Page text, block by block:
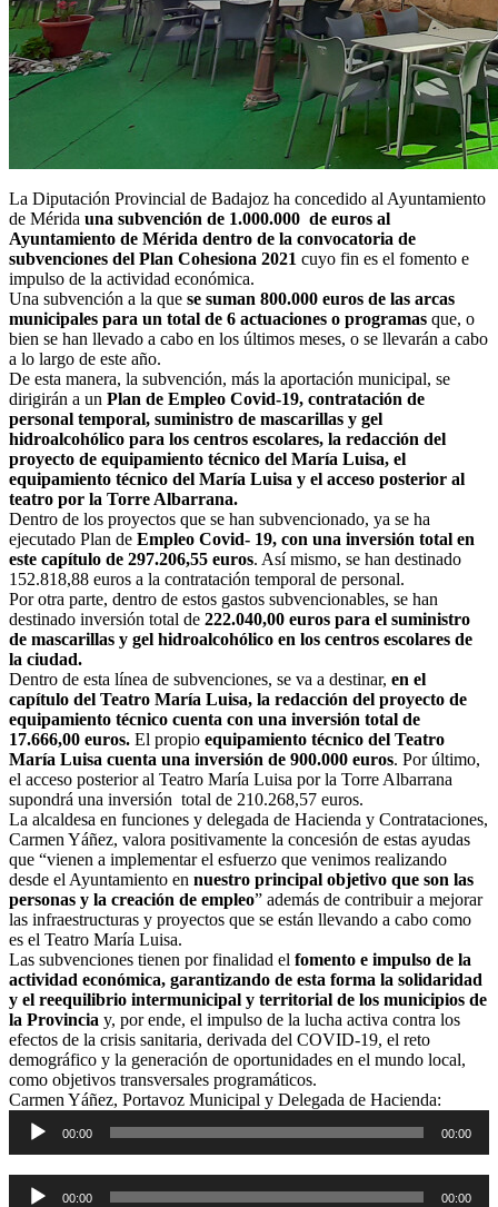
La Diputación Provincial de Badajoz ha concedido al Ayuntamiento
de Mérida una subvención de 1.000.000 de euros al
Ayuntamiento de Mérida dentro de la convocatoria de
subvenciones del Plan Cohesiona 2021 cuyo fin es el fomento e
impulso de la actividad económica.
Una subvención a la que se suman 800.000 euros de las arcas
municipales para un total de 6 actuaciones o programas que, o
bien se han llevado a cabo en los últimos meses, o se llevarán a cabo
a lo largo de este año.
De esta manera, la subvención, más la aportación municipal, se
dirigirán a un Plan de Empleo Covid-19, contratación de
personal temporal, suministro de mascarillas y gel
hidroalcohólico para los centros escolares, la redacción del
proyecto de equipamiento técnico del María Luisa, el
equipamiento técnico del María Luisa y el acceso posterior al
teatro por la Torre Albarrana.
Dentro de los proyectos que se han subvencionado, ya se ha
ejecutado Plan de Empleo Covid- 19, con una inversión total en
este capítulo de 297.206,55 euros. Así mismo, se han destinado
152.818,88 euros a la contratación temporal de personal.
Por otra parte, dentro de estos gastos subvencionables, se han
destinado inversión total de 222.040,00 euros para el suministro
de mascarillas y gel hidroalcohólico en los centros escolares de
la ciudad.
Dentro de esta línea de subvenciones, se va a destinar, en el
capítulo del Teatro María Luisa, la redacción del proyecto de
equipamiento técnico cuenta con una inversión total de
17.666,00 euros. El propio equipamiento técnico del Teatro
María Luisa cuenta una inversión de 900.000 euros. Por último,
el acceso posterior al Teatro María Luisa por la Torre Albarrana
supondrá una inversión total de 210.268,57 euros.
La alcaldesa en funciones y delegada de Hacienda y Contrataciones,
Carmen Yáñez, valora positivamente la concesión de estas ayudas
que “vienen a implementar el esfuerzo que venimos realizando
desde el Ayuntamiento en nuestro principal objetivo que son las
personas y la creación de empleo” además de contribuir a mejorar
las infraestructuras y proyectos que se están llevando a cabo como
es el Teatro María Luisa.
Las subvenciones tienen por finalidad el fomento e impulso de la
actividad económica, garantizando de esta forma la solidaridad
y el reequilibrio intermunicipal y territorial de los municipios de
la Provincia y, por ende, el impulso de la lucha activa contra los
efectos de la crisis sanitaria, derivada del COVID-19, el reto
demográfico y la generación de oportunidades en el mundo local,
como objetivos transversales programáticos.
Carmen Yáñez, Portavoz Municipal y Delegada de Hacienda:
Reproductor
audio
00:00 00:00
Reproductor
00:00 00:00